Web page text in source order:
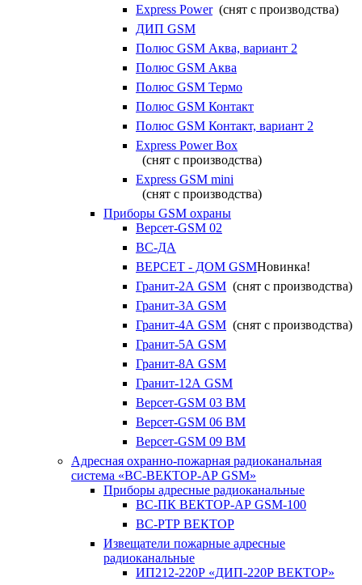
Express Power(снят с производства)
ДИП GSM
Полюс GSM Аква, вариант 2
Полюс GSM Аква
Полюс GSM Термо
Полюс GSM Контакт
Полюс GSM Контакт, вариант 2
Express Power Box
(снят с производства)
Express GSM mini
(снят с производства)
Приборы GSM охраны
Версет-GSM 02
ВС-ДА
ВЕРСЕТ - ДОМ GSMНовинка!
Гранит-2А GSM (снят с производства)
Гранит-3А GSM
Гранит-4А GSM (снят с производства)
Гранит-5А GSM
Гранит-8А GSM
Гранит-12А GSM
Версет-GSM 03 ВМ
Версет-GSM 06 ВМ
Версет-GSM 09 ВМ
Адресная охранно-пожарная радиоканальная
система «ВС-ВЕКТОР-АР GSM»
Приборы адресные радиоканальные
ВС-ПК ВЕКТОР-АР GSM-100
ВС-РТР ВЕКТОР
Извещатели пожарные адресные
радиоканальные
ИП212-220Р «ДИП-220Р ВЕКТОР»